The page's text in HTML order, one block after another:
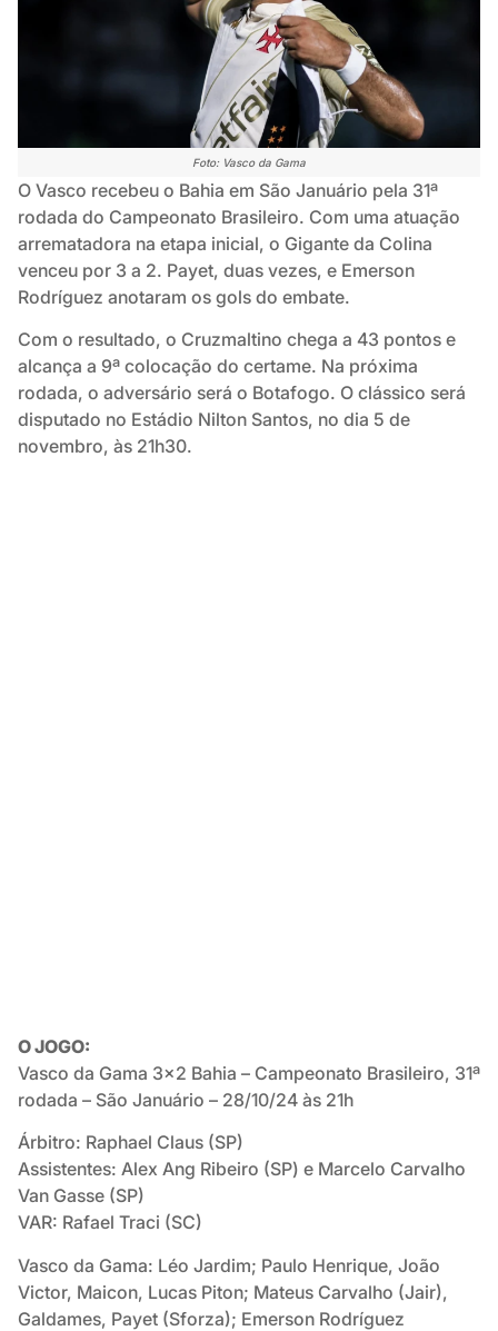
Foto: Vasco da Gama
O Vasco recebeu o Bahia em São Januário pela 31ª
rodada do Campeonato Brasileiro. Com uma atuação
arrematadora na etapa inicial, o Gigante da Colina
venceu por 3 a 2. Payet, duas vezes, e Emerson
Rodríguez anotaram os gols do embate.
Com o resultado, o Cruzmaltino chega a 43 pontos e
alcança a 9ª colocação do certame. Na próxima
rodada, o adversário será o Botafogo. O clássico será
disputado no Estádio Nilton Santos, no dia 5 de
novembro, às 21h30.
O JOGO:
Vasco da Gama 3×2 Bahia – Campeonato Brasileiro, 31ª
rodada – São Januário – 28/10/24 às 21h
Árbitro: Raphael Claus (SP)
Assistentes: Alex Ang Ribeiro (SP) e Marcelo Carvalho
Van Gasse (SP)
VAR: Rafael Traci (SC)
Vasco da Gama: Léo Jardim; Paulo Henrique, João
Victor, Maicon, Lucas Piton; Mateus Carvalho (Jair),
Galdames, Payet (Sforza); Emerson Rodríguez